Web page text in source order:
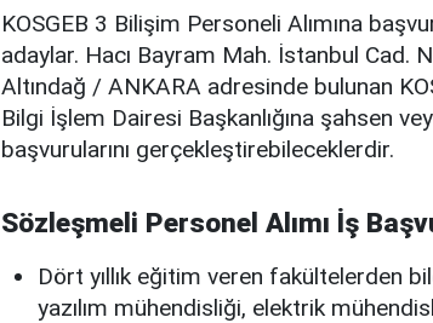
KOSGEB 3 Bilişim Personeli Alımına
adaylar. Hacı Bayram Mah. İstanbul Cad.
Altındağ / ANKARA adresinde bulunan
Bilgi İşlem Dairesi Başkanlığına şahsen
başvurularını gerçekleştirebileceklerdir.
Sözleşmeli Personel Alımı İş
Dört yıllık eğitim veren fakültelerden
yazılım mühendisliği, elektrik